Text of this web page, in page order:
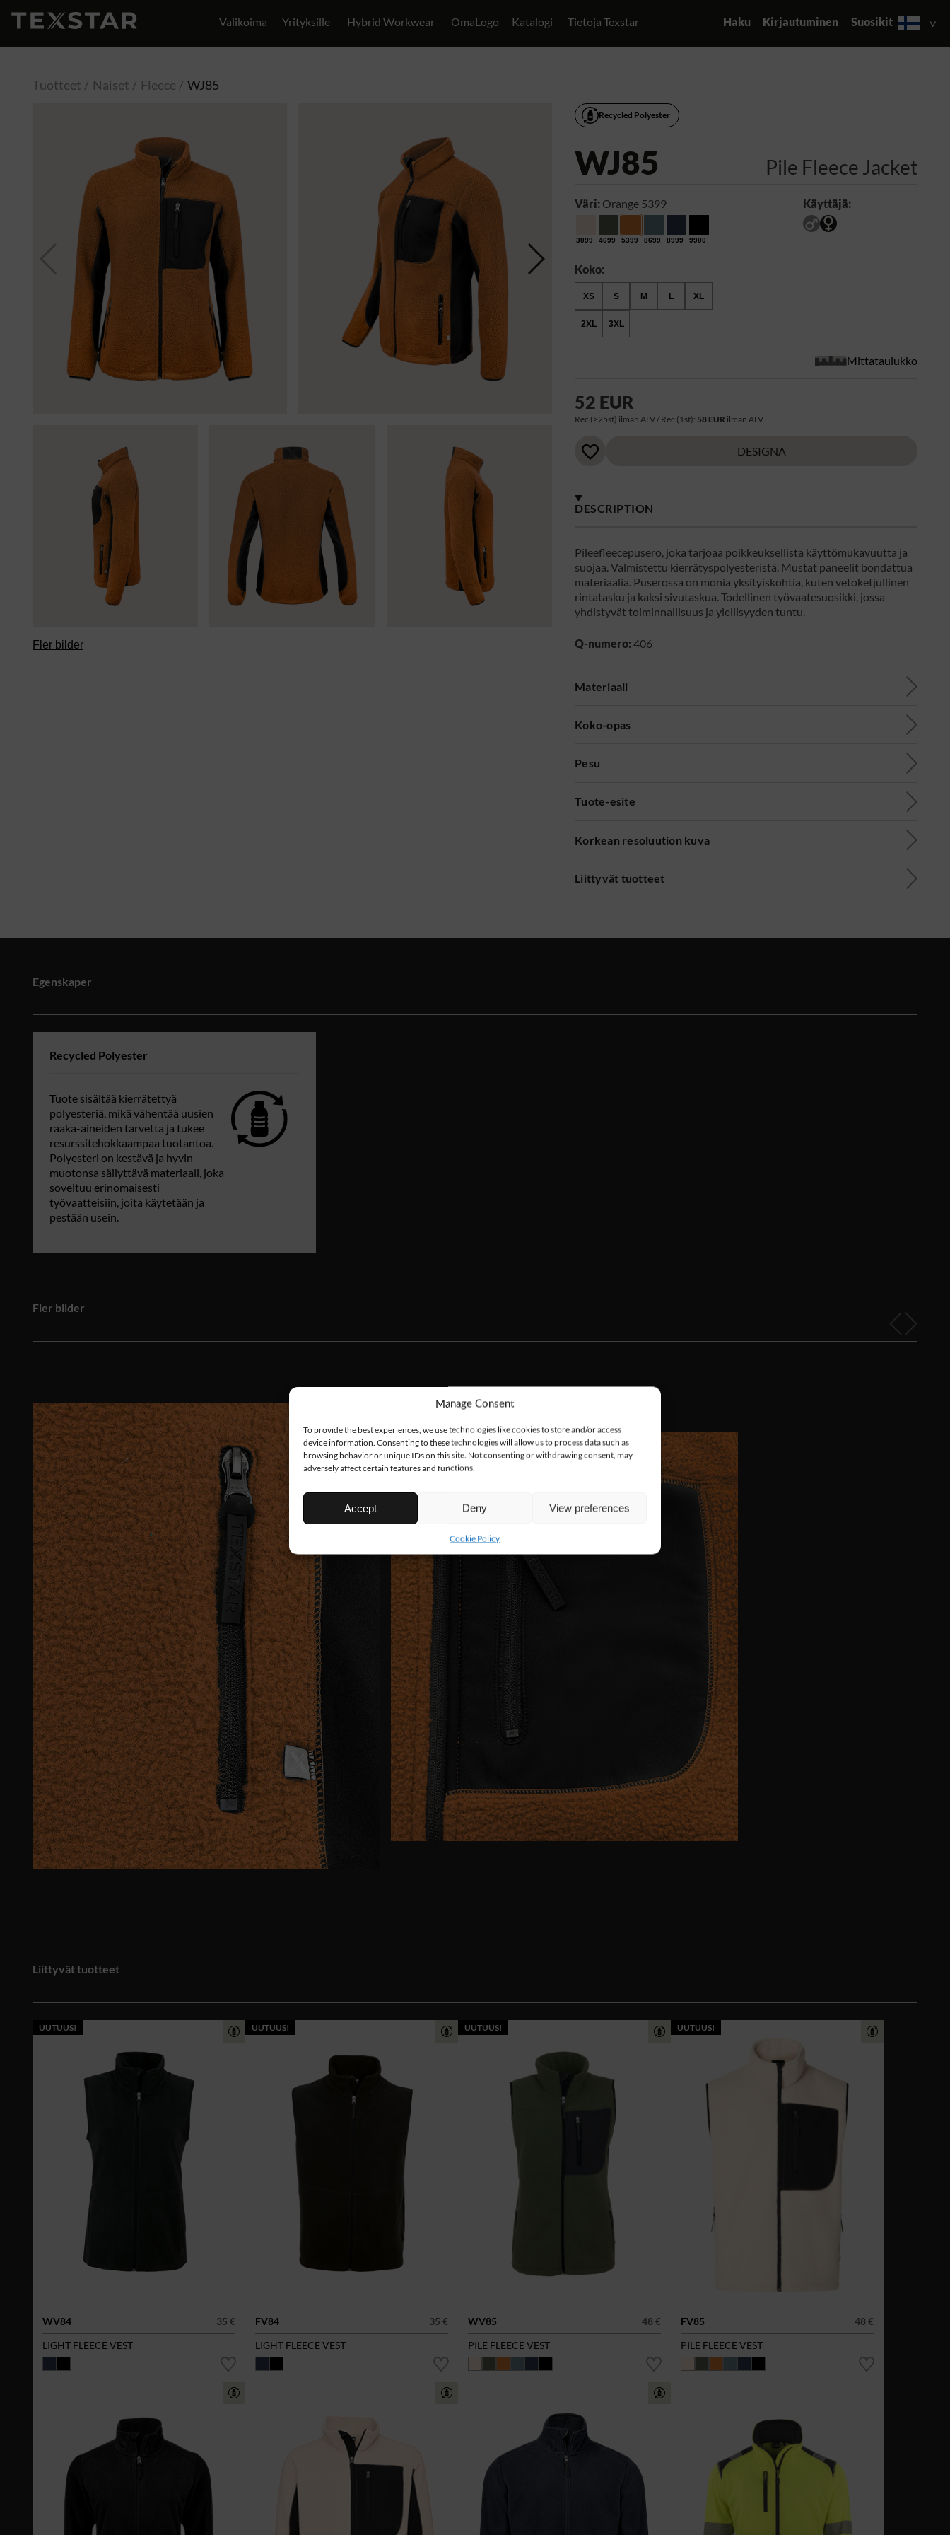
Manage Consent
To provide the best experiences, we use technologies like cookies to store and/or access
device information. Consenting to these technologies will allow us to process data such as
browsing behavior or unique IDs on this site. Not consenting or withdrawing consent, may
adversely affect certain features and functions.
Accept Deny View preferences
Cookie Policy
Valikoima Yrityksille Hybrid Workwear OmaLogo Katalogi Tietoja Texstar Haku Kirjautuminen Suosikit
Tuotteet Naiset Fleece WJ85
Fler bilder
Recycled Polyester
WJ85 Pile Fleece Jacket
Väri: Orange 5399
3099 4699 5399 8699 8999 9900
Käyttäjä:
Koko:
XS S M L XL
2XL 3XL
Mittataulukko
52 EUR
Rec (>25st) ilman ALV / Rec (1st): 58 EUR ilman ALV
DESIGNA
DESCRIPTION
Pileefleecepusero, joka tarjoaa poikkeuksellista käyttömukavuutta ja
suojaa. Valmistettu kierrätyspolyesteristä. Mustat paneelit bondattua
materiaalia. Puserossa on monia yksityiskohtia, kuten vetoketjullinen
rintatasku ja kaksi sivutaskua. Todellinen työvaatesuosikki, jossa
yhdistyvät toiminnallisuus ja ylellisyyden tuntu.
Q-numero:406
Materiaali
Koko-opas
Pesu
Tuote-esite
Korkean resoluution kuva
Liittyvät tuotteet
Egenskaper
Recycled Polyester
Tuote sisältää kierrätettyä
polyesteriä, mikä vähentää uusien
raaka-aineiden tarvetta ja tukee
resurssitehokkaampaa tuotantoa.
Polyesteri on kestävä ja hyvin
muotonsa säilyttävä materiaali, joka
soveltuu erinomaisesti
työvaatteisiin, joita käytetään ja
pestään usein.
Fler bilder
Liittyvät tuotteet
UUTUUS!
WV84
35 €
LIGHT FLEECE VEST
UUTUUS!
FV84
35 €
LIGHT FLEECE VEST
UUTUUS!
WV85
48 €
PILE FLEECE VEST
UUTUUS!
FV85
48 €
PILE FLEECE VEST